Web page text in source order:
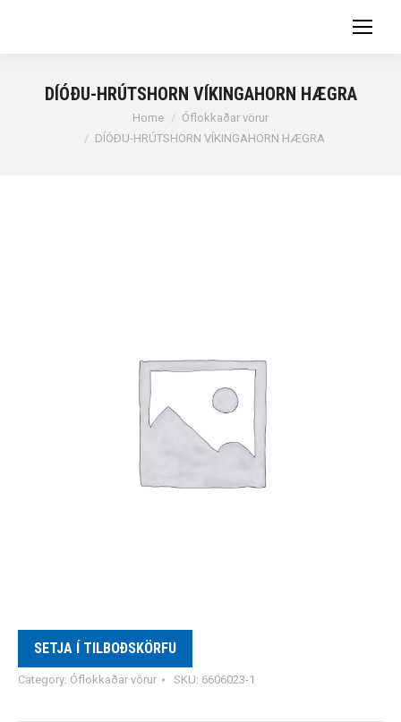
DÍÓÐU-HRÚTSHORN VÍKINGAHORN HÆGRA
Home
Óflokkaðar vörur
DÍÓÐU-HRÚTSHORN VÍKINGAHORN HÆGRA
SETJA Í TILBOÐSKÖRFU
Category: Óflokkaðar vörur SKU: 6606023-1